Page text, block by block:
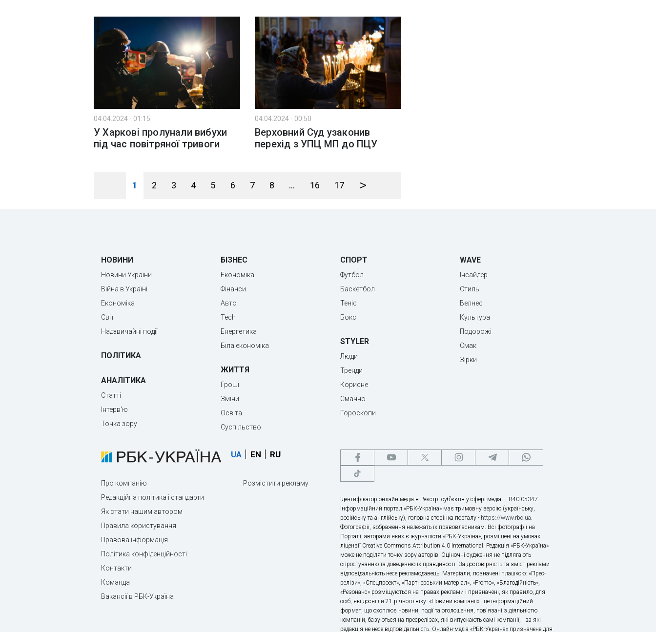
04.04.2024 - 01:15
У Харкові пролунали вибухи
під час повітряної тривоги
04.04.2024 - 00:50
Верховний Суд узаконив
перехід з УПЦ МП до ПЦУ
1 2 3 4 5 6 7 8 ... 16 17 >
НОВИНИ
Новини України
Війна в Україні
Економіка
Світ
Надзвичайні події
ПОЛІТИКА
АНАЛІТИКА
Статті
Інтерв'ю
Точка зору
БІЗНЕС
Економіка
Фінанси
Авто
Tech
Енергетика
Біла економіка
ЖИТТЯ
Гроші
Зміни
Освіта
Суспільство
СПОРТ
Футбол
Баскетбол
Теніс
Бокс
STYLER
Люди
Тренди
Корисне
Смачно
Гороскопи
WAVE
Інсайдер
Стиль
Велнес
Культура
Подорожі
Смак
Зірки
UA EN RU
Про компанію
Редакційна політика і стандарти
Як стати нашим автором
Правила користування
Правова інформація
Політика конфіденційності
Контакти
Команда
Вакансії в РБК-Україна
Розмістити рекламу
Ідентифікатор онлайн-медіа в Реєстрі суб’єктів у сфері медіа — R40-05347
Інформаційний портал «РБК-Україна» має тримовну версію (українську,
російську та англійську), головна сторінка порталу - https://www.rbc.ua.
Фотографії, зображення належать їх правовласникам. Всі фотографії на
Порталі, авторами яких є журналісти «РБК-Україна», розміщені на умовах
ліцензії Creative Commons Attribution 4.0 International. Редакція «РБК-Україна»
може не поділяти точку зору авторів. Оціночні судження не підлягають
спростуванню та доведенню їх правдивості. За достовірність та зміст реклами
відповідальність несе рекламодавець. Матеріали, позначені плашкою: «Прес-
релізи», «Спецпроект», «Партнерський матеріал», «Promo», «Благодійність»,
«Резонанс» розміщуються на правах реклами і призначені, як правило, для
осіб, які досягли 21-річного віку. «Новини компанії» - це інформаційний
формат, що охоплює новини, події та оголошення, пов'язані з діяльністю
компаній, базуються на пресрелізах, які випускають самі компанії, і за які
редакція не несе відповідальність. Онлайн-медіа «РБК-Україна» призначене для